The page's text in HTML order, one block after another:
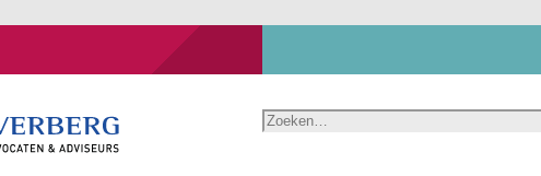
Zoeken